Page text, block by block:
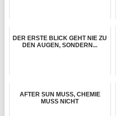
DER ERSTE BLICK GEHT NIE ZU
DEN AUGEN, SONDERN...
AFTER SUN MUSS, CHEMIE
MUSS NICHT